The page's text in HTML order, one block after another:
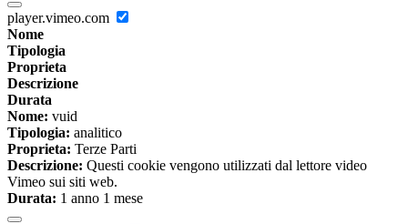
player.vimeo.com
Nome
Tipologia
Proprieta
Descrizione
Durata
Nome: vuid
Tipologia: analitico
Proprieta: Terze Parti
Descrizione: Questi cookie vengono utilizzati dal lettore video
Vimeo sui siti web.
Durata: 1 anno 1 mese